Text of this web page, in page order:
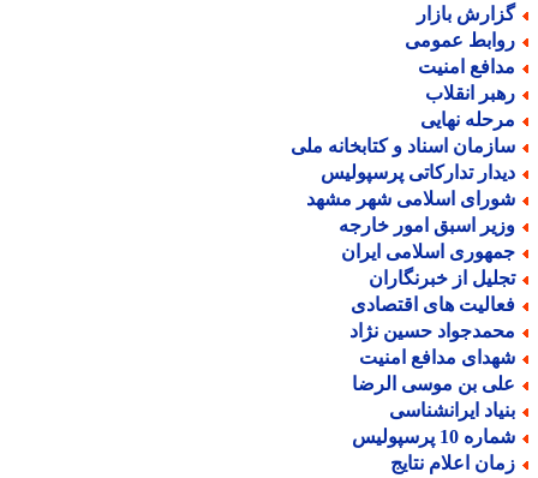
بازار
عمومی
امنیت
انقلاب
نهایی
اسناد و کتابخانه ملی
تدارکاتی پرسپولیس
اسلامی شهر مشهد
اسبق امور خارجه
اسلامی ایران
از خبرنگاران
های اقتصادی
حسین نژاد
مدافع امنیت
بن موسی الرضا
ایرانشناسی
10 پرسپولیس
اعلام نتایج